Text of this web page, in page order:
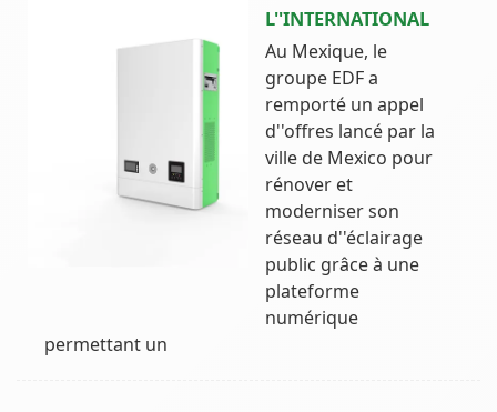
L''INTERNATIONAL
Au Mexique, le
groupe EDF a
remporté un appel
d''offres lancé par la
ville de Mexico pour
rénover et
moderniser son
réseau d''éclairage
public grâce à une
plateforme
numérique
permettant un